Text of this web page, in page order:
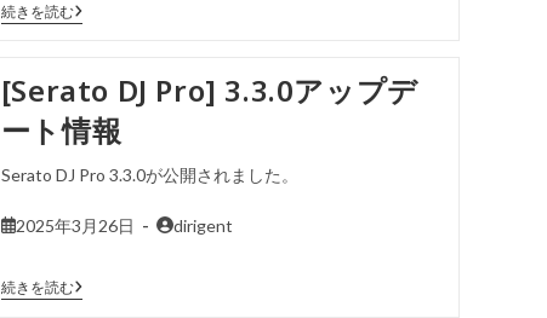
続きを読む
[Serato DJ Pro] 3.3.0アップデ
ート情報
Serato DJ Pro 3.3.0が公開されました。
2025年3月26日 dirigent
続きを読む